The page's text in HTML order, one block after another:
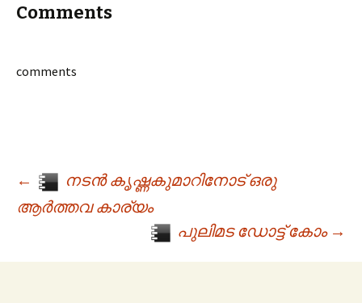
Comments
comments
Post navigation
←
നടൻ കൃഷ്ണകുമാറിനോട് ഒരു
ആർത്തവ കാര്യം
പുലിമട ഡോട്ട് കോം →